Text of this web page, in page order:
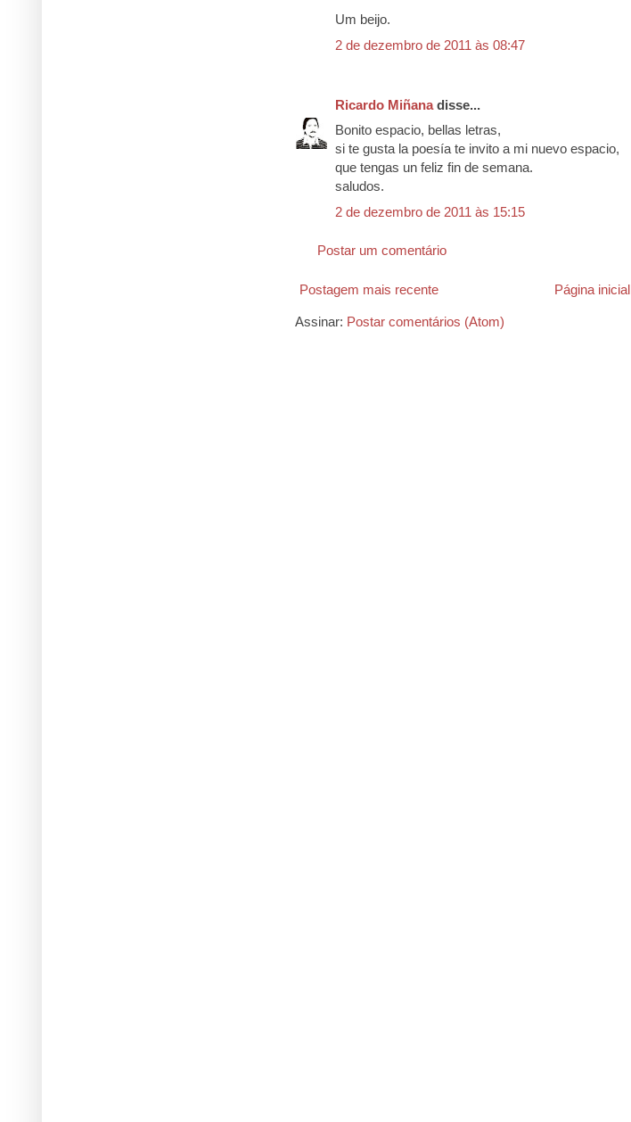
Um beijo.
2 de dezembro de 2011 às 08:47
Ricardo Miñanadisse...
Bonito espacio, bellas letras,
si te gusta la poesía te invito a mi nuevo espacio,
que tengas un feliz fin de semana.
saludos.
2 de dezembro de 2011 às 15:15
Postar um comentário
Postagem mais recente Página inicial
Assinar: Postar comentários (Atom)